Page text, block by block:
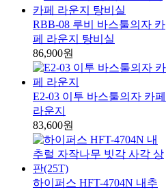
RBB-08 루비 바스툴의자 카
페 라운지 탕비실
86,900원
E2-03 이투 바스툴의자 카페
라운지
83,600원
하이퍼스 HFT-4704N 내추